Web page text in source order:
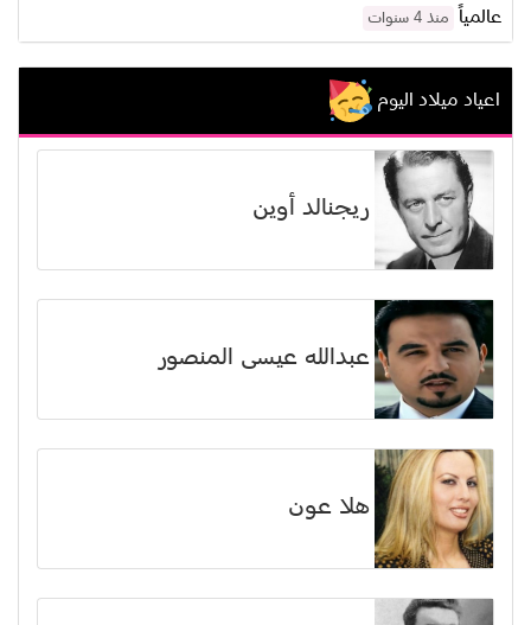
عالمياً
منذ 4 سنوات
اعياد ميلاد اليوم
ريجنالد أوين
عبدالله عيسى المنصور
هلا عون